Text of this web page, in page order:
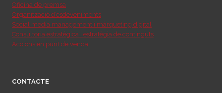
Oficina de premsa
Organització d’esdeveniments
Social media management i màrqueting digital
Consultoria estratègica i estratègia de continguts
Accions en punt de venda
CONTACTE